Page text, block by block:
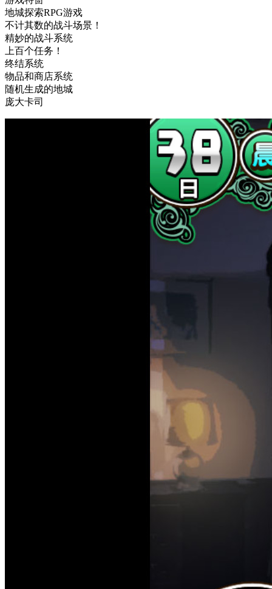
地城探索RPG游戏
不计其数的战斗场景！
精妙的战斗系统
上百个任务！
终结系统
物品和商店系统
随机生成的地城
庞大卡司